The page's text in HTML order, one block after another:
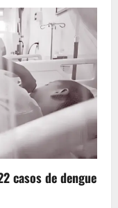
casos de dengue